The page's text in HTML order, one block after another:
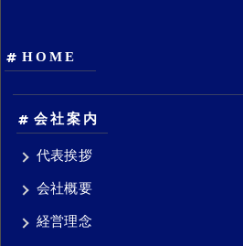
HOME
会社案内
代表挨拶
会社概要
経営理念